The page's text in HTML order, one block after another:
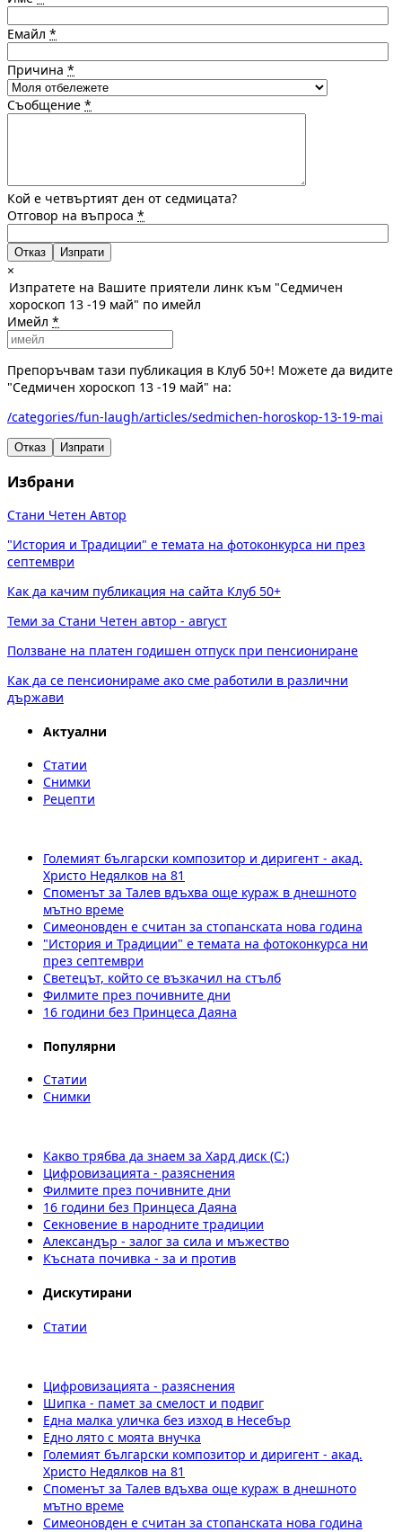
Емайл *
Причина *
Съобщение *
Кой е четвъртият ден от седмицата?
Отговор на въпроса *
Отказ
×
Изпратете на Вашите приятели линк към "Седмичен
хороскоп 13 -19 май" по имейл
Имейл *
Препоръчвам тази публикация в Клуб 50+! Можете да видите
"Седмичен хороскоп 13 -19 май" на:
/categories/fun-laugh/articles/sedmichen-horoskop-13-19-mai
Отказ Изпрати
Избрани
Стани Четен Автор
"История и Традиции" е темата на фотоконкурса ни през
септември
Как да качим публикация на сайта Клуб 50+
Теми за Стани Четен автор - август
Ползване на платен годишен отпуск при пенсиониране
Как да се пенсионираме ако сме работили в различни
държави
Актуални
Статии
Снимки
Рецепти
Големият български композитор и диригент - акад.
Христо Недялков на 81
Споменът за Талев вдъхва още кураж в днешното
мътно време
Симеоновден е считан за стопанската нова година
"История и Традиции" е темата на фотоконкурса ни
през септември
Светецът, който се възкачил на стълб
Филмите през почивните дни
16 години без Принцеса Даяна
Популярни
Статии
Снимки
Какво трябва да знаем за Хард диск (C:)
Цифровизацията - разяснения
Филмите през почивните дни
16 години без Принцеса Даяна
Секновение в народните традиции
Александър - залог за сила и мъжество
Късната почивка - за и против
Дискутирани
Статии
Цифровизацията - разяснения
Шипка - памет за смелост и подвиг
Една малка уличка без изход в Несебър
Едно лято с моята внучка
Големият български композитор и диригент - акад.
Христо Недялков на 81
Споменът за Талев вдъхва още кураж в днешното
мътно време
Симеоновден е считан за стопанската нова година